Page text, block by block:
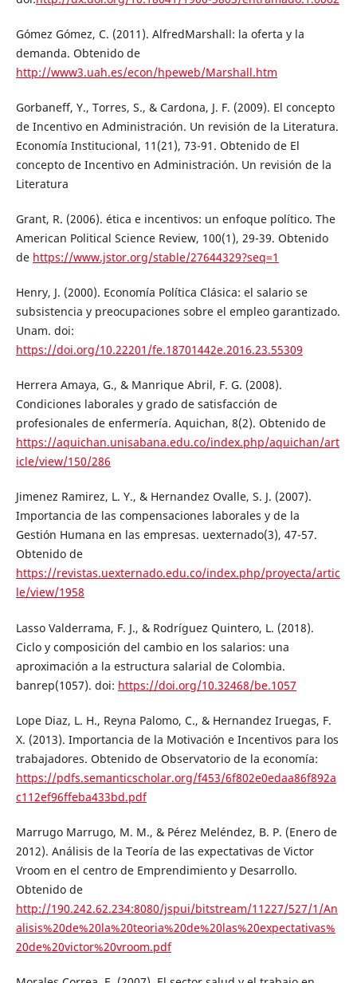
Gómez Gómez, C. (2011). AlfredMarshall: la oferta y la
demanda. Obtenido de
http://www3.uah.es/econ/hpeweb/Marshall.htm
Gorbaneff, Y., Torres, S., & Cardona, J. F. (2009). El concepto
de Incentivo en Administración. Un revisión de la Literatura.
Economía Institucional, 11(21), 73-91. Obtenido de El
concepto de Incentivo en Administración. Un revisión de la
Literatura
Grant, R. (2006). ética e incentivos: un enfoque político. The
American Political Science Review, 100(1), 29-39. Obtenido
de https://www.jstor.org/stable/27644329?seq=1
Henry, J. (2000). Economía Política Clásica: el salario se
subsistencia y preocupaciones sobre el empleo garantizado.
Unam. doi:
https://doi.org/10.22201/fe.18701442e.2016.23.55309
Herrera Amaya, G., & Manrique Abril, F. G. (2008).
Condiciones laborales y grado de satisfacción de
profesionales de enfermería. Aquichan, 8(2). Obtenido de
https://aquichan.unisabana.edu.co/index.php/aquichan/art
icle/view/150/286
Jimenez Ramirez, L. Y., & Hernandez Ovalle, S. J. (2007).
Importancia de las compensaciones laborales y de la
Gestión Humana en las empresas. uexternado(3), 47-57.
Obtenido de
https://revistas.uexternado.edu.co/index.php/proyecta/artic
le/view/1958
Lasso Valderrama, F. J., & Rodríguez Quintero, L. (2018).
Ciclo y composición del cambio en los salarios: una
aproximación a la estructura salarial de Colombia.
banrep(1057). doi: https://doi.org/10.32468/be.1057
Lope Diaz, L. H., Reyna Palomo, C., & Hernandez Iruegas, F.
X. (2013). Importancia de la Motivación e Incentivos para los
trabajadores. Obtenido de Observatorio de la economía:
https://pdfs.semanticscholar.org/f453/6f802e0edaa86f892a
c112ef96ffeba433bd.pdf
Marrugo Marrugo, M. M., & Pérez Meléndez, B. P. (Enero de
2012). Análisis de la Teoría de las expectativas de Victor
Vroom en el centro de Emprendimiento y Desarrollo.
Obtenido de
http://190.242.62.234:8080/jspui/bitstream/11227/527/1/An
alisis%20de%20la%20teoria%20de%20las%20expectativas%
20de%20victor%20vroom.pdf